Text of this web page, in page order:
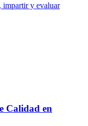
impartir y evaluar
Calidad en